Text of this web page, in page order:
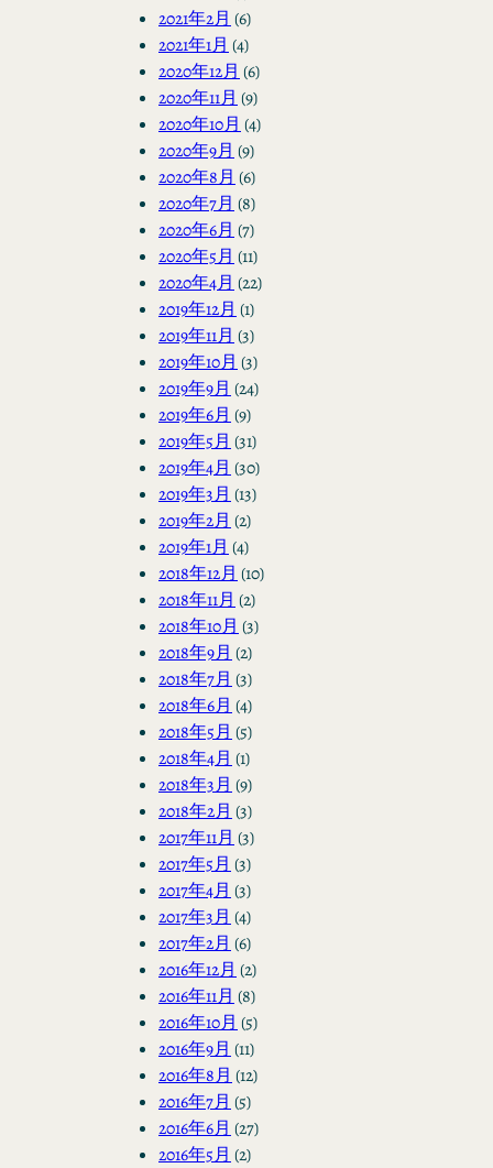
2021年2月 (6)
2021年1月 (4)
2020年12月 (6)
2020年11月 (9)
2020年10月 (4)
2020年9月 (9)
2020年8月 (6)
2020年7月 (8)
2020年6月 (7)
2020年5月 (11)
2020年4月 (22)
2019年12月 (1)
2019年11月 (3)
2019年10月 (3)
2019年9月 (24)
2019年6月 (9)
2019年5月 (31)
2019年4月 (30)
2019年3月 (13)
2019年2月 (2)
2019年1月 (4)
2018年12月 (10)
2018年11月 (2)
2018年10月 (3)
2018年9月 (2)
2018年7月 (3)
2018年6月 (4)
2018年5月 (5)
2018年4月 (1)
2018年3月 (9)
2018年2月 (3)
2017年11月 (3)
2017年5月 (3)
2017年4月 (3)
2017年3月 (4)
2017年2月 (6)
2016年12月 (2)
2016年11月 (8)
2016年10月 (5)
2016年9月 (11)
2016年8月 (12)
2016年7月 (5)
2016年6月 (27)
2016年5月 (2)